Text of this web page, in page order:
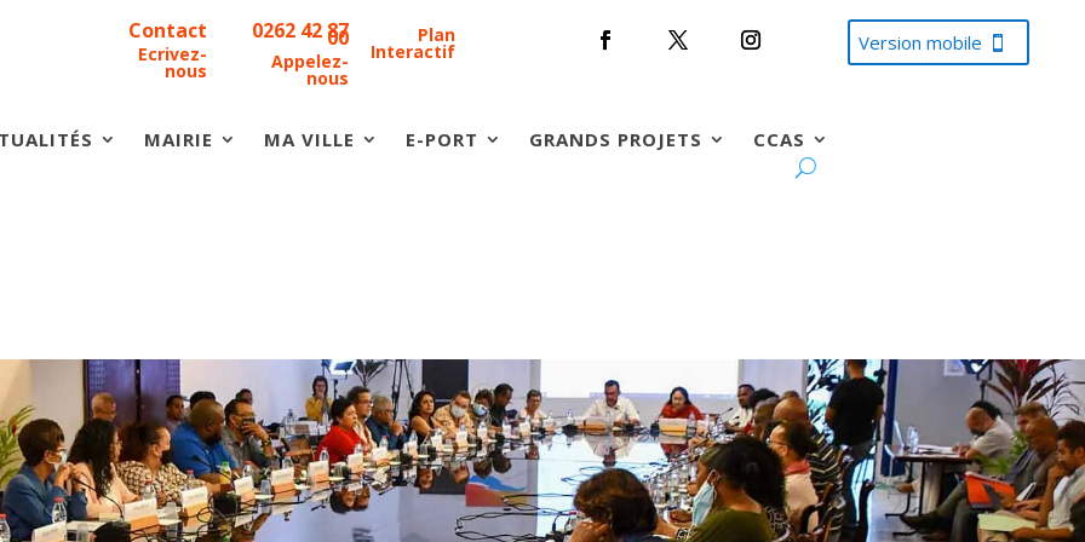
Contact
Ecrivez-
nous
0262 42 87
00
Appelez-
nous
Plan
Interactif Version mobile
MAIRIE MA VILLE E-PORT GRANDS PROJETS CCAS